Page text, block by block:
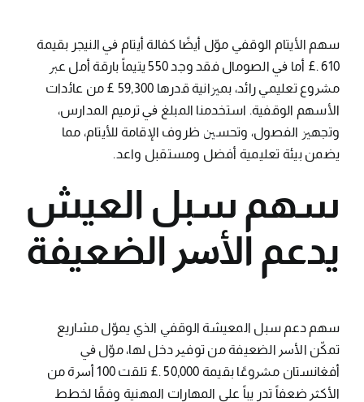
ﺳﻬﻢ اﻷﻳﺘﺎم اﻟﻮﻗﻔﻲ ﻣﻮّل أﻳﻀًﺎ ﻛﻔﺎﻟﺔ أﻳﺘﺎم ﰲ اﻟﻨﻴﺠﺮ ﺑﻘﻴﻤﺔ
610 .£ أﻣﺎ ﰲ اﻟﺼﻮﻣﺎل ﻓﻘﺪ وﺟﺪ 550 ﻳﺘﻴﻤﺎً ﺑﺎرﻗﺔ أﻣﻞ ﻋﱪ
ﻣﴩوع ﺗﻌﻠﻴﻤﻲ راﺋﺪ، ﺑﻤﲒاﻧﻴﺔ ﻗﺪرﻫﺎ 59,300 £ ﻣﻦ ﻋﺎﺋﺪات
اﻷﺳﻬﻢ اﻟﻮﻗﻔﻴﺔ. اﺳﺘﺨﺪﻣﻨﺎ اﻟﻤﺒﻠﻎ ﰲ ﺗﺮﻣﻴﻢ اﻟﻤﺪارس،
وﺗﺠﻬﲒ اﻟﻔﺼﻮل، وﺗﺤﺴﲔ ﻇﺮوف اﻹﻗﺎﻣﺔ ﻟﻸﻳﺘﺎم، ﻣﻤﺎ
ﻳﻀﻤﻦ ﺑﻴﺌﺔ ﺗﻌﻠﻴﻤﻴﺔ أﻓﻀﻞ وﻣﺴﺘﻘﺒﻞ واﻋﺪ.
ﺳﻬﻢ ﺳﺒﻞ اﻟﻌﻴﺶ
ﻳﺪﻋﻢ اﻷﴎ اﻟﻀﻌﻴﻔﺔ
ﺳﻬﻢ دﻋﻢ ﺳﺒﻞ اﻟﻤﻌﻴﺸﺔ اﻟﻮﻗﻔﻲ اﻟﺬي ﻳﻤﻮّل ﻣﺸﺎرﻳﻊ
ﺗﻤﻜّﻦ اﻷﴎ اﻟﻀﻌﻴﻔﺔ ﻣﻦ ﺗﻮﻓﲑ دﺧﻞ ﻟﻬﺎ، ﻣﻮّل ﰲ
أﻓﻐﺎﻧﺴﺘﺎن ﻣﴩوﻋًﺎ ﺑﻘﻴﻤﺔ 50,000 .£ ﺗﻠﻘﺖ 100 أﴎة ﻣﻦ
اﻷﻛﱶ ﺿﻌﻔﺎً ﺗﺪر ﻳﺒﺎً ﻋﻠﻰ اﻟﻤﻬﺎرات اﻟﻤﻬﻨﻴﺔ وﻓﻘًﺎ ﻟﺨﻄﻂ